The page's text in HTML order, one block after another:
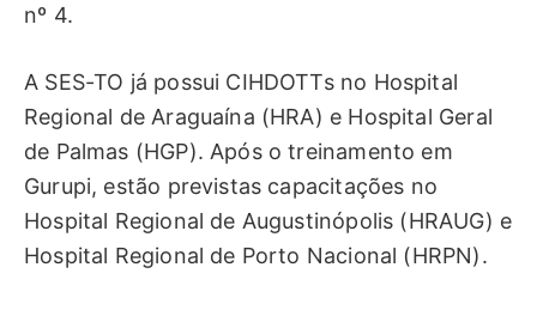
nº 4.
A SES-TO já possui CIHDOTTs no Hospital
Regional de Araguaína (HRA) e Hospital Geral
de Palmas (HGP). Após o treinamento em
Gurupi, estão previstas capacitações no
Hospital Regional de Augustinópolis (HRAUG) e
Hospital Regional de Porto Nacional (HRPN).